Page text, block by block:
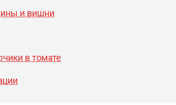
и вишни
в томате